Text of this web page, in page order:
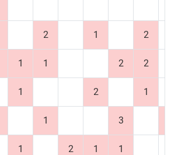
2 1 2
1 1 2 2
1 2 1
1 3
1 2 1 1